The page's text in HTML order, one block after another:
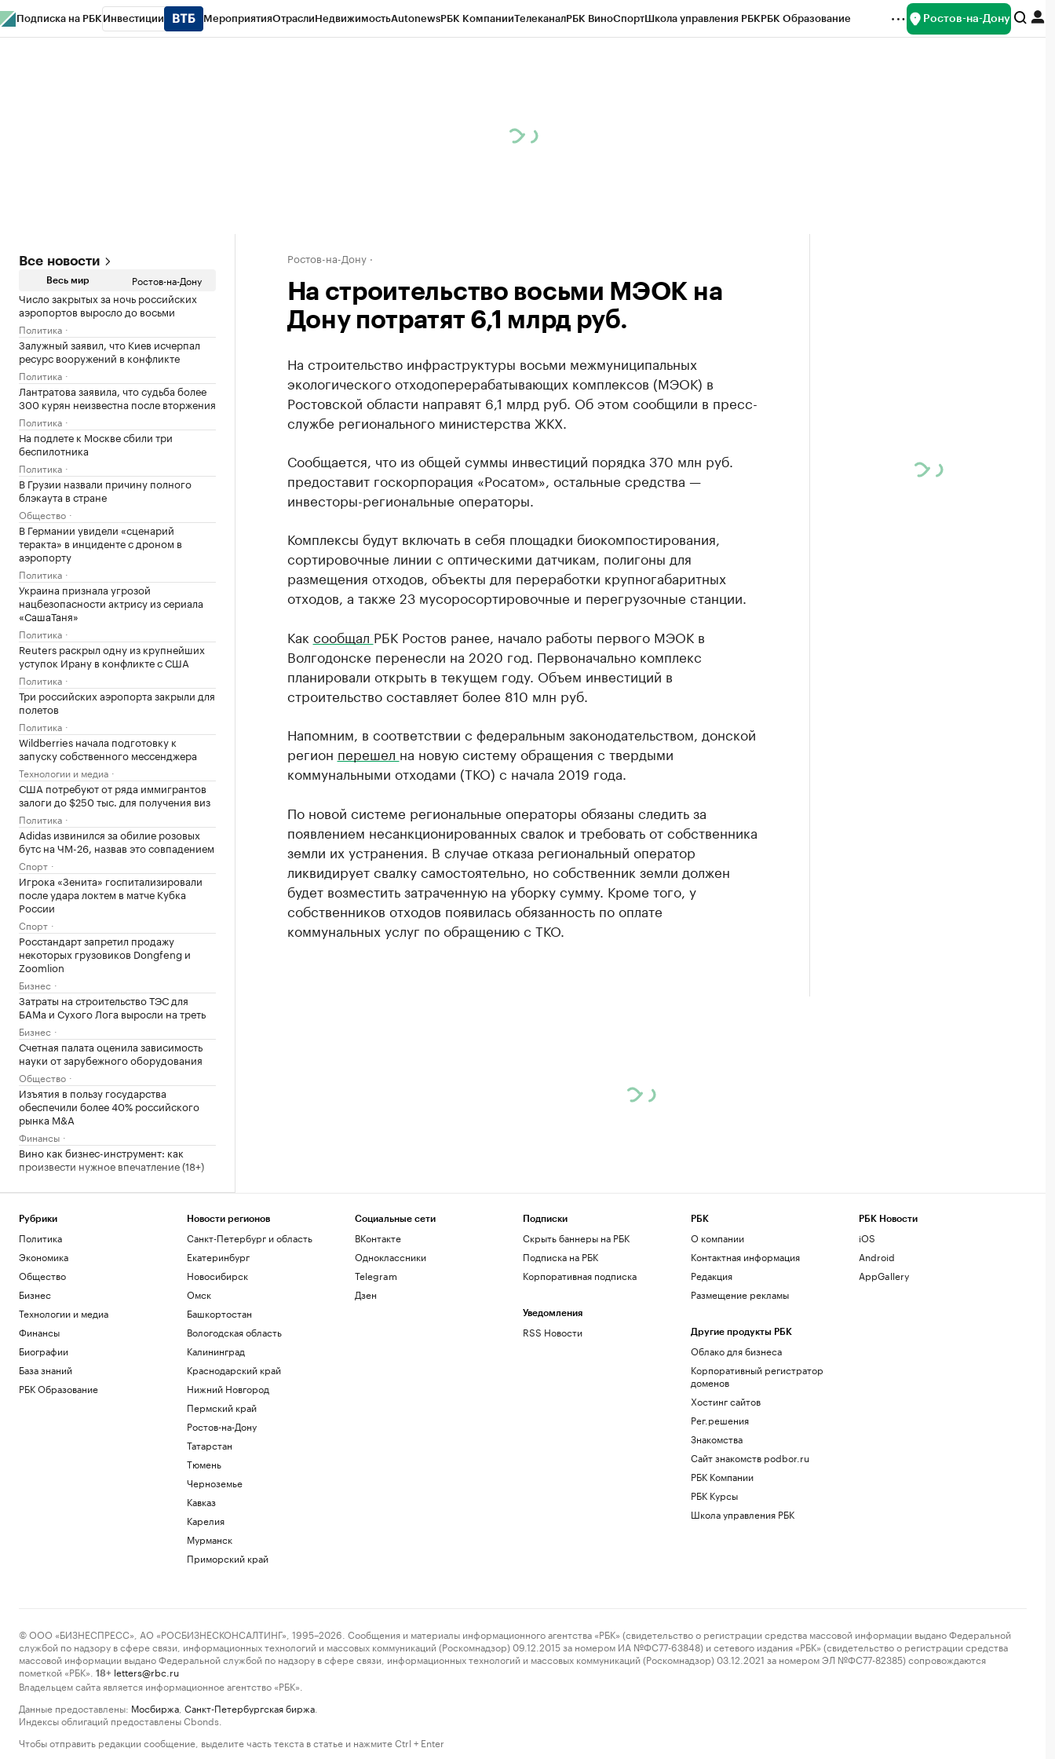
Подписка на РБК Инвестиции МероприятияОтраслиНедвижимостьAutonewsРБК КомпанииТелеканалРБК ВиноСпортШкола управления РБКРБК Образование Ростов-на-Дону
Все новости
Весь мир Ростов-на-Дону
Число закрытых за ночь российских
аэропортов выросло до восьми
Политика
Залужный заявил, что Киев исчерпал
ресурс вооружений в конфликте
Политика
Лантратова заявила, что судьба более
300 курян неизвестна после вторжения
Политика
На подлете к Москве сбили три
беспилотника
Политика
В Грузии назвали причину полного
блэкаута в стране
Общество
В Германии увидели «сценарий
теракта» в инциденте с дроном в
аэропорту
Политика
Украина признала угрозой
нацбезопасности актрису из сериала
«СашаТаня»
Политика
Reuters раскрыл одну из крупнейших
уступок Ирану в конфликте с США
Политика
Три российских аэропорта закрыли для
полетов
Политика
Wildberries начала подготовку к
запуску собственного мессенджера
Технологии и медиа
США потребуют от ряда иммигрантов
залоги до $250 тыс. для получения виз
Политика
Adidas извинился за обилие розовых
бутс на ЧМ-26, назвав это совпадением
Спорт
Игрока «Зенита» госпитализировали
после удара локтем в матче Кубка
России
Спорт
Росстандарт запретил продажу
некоторых грузовиков Dongfeng и
Zoomlion
Бизнес
Затраты на строительство ТЭС для
БАМа и Сухого Лога выросли на треть
Бизнес
Счетная палата оценила зависимость
науки от зарубежного оборудования
Общество
Изъятия в пользу государства
обеспечили более 40% российского
рынка M&A
Финансы
Вино как бизнес-инструмент: как
произвести нужное впечатление (18+)
третий круг турнира в Торонто
В Грузии начали расследование
публикаций о плохом отношении к
россиянам
Политика
Загрузить еще
Ростов-на-Дону
На строительство восьми МЭОК на
Дону потратят 6,1 млрд руб.
На строительство инфраструктуры восьми межмуниципальных
экологического отходоперерабатывающих комплексов (МЭОК) в
Ростовской области направят 6,1 млрд руб. Об этом сообщили в пресс-
службе регионального министерства ЖКХ.
Сообщается, что из общей суммы инвестиций порядка 370 млн руб.
предоставит госкорпорация «Росатом», остальные средства —
инвесторы-региональные операторы.
Комплексы будут включать в себя площадки биокомпостирования,
сортировочные линии с оптическими датчикам, полигоны для
размещения отходов, объекты для переработки крупногабаритных
отходов, а также 23 мусоросортировочные и перегрузочные станции.
Как сообщал РБК Ростов ранее, начало работы первого МЭОК в
Волгодонске перенесли на 2020 год. Первоначально комплекс
планировали открыть в текущем году. Объем инвестиций в
строительство составляет более 810 млн руб.
Напомним, в соответствии с федеральным законодательством, донской
регион перешел на новую систему обращения с твердыми
коммунальными отходами (ТКО) с начала 2019 года.
По новой системе региональные операторы обязаны следить за
появлением несанкционированных свалок и требовать от собственника
земли их устранения. В случае отказа региональный оператор
ликвидирует свалку самостоятельно, но собственник земли должен
будет возместить затраченную на уборку сумму. Кроме того, у
собственников отходов появилась обязанность по оплате
коммунальных услуг по обращению с ТКО.
Рубрики
Политика
Экономика
Общество
Бизнес
Технологии и медиа
Финансы
Биографии
База знаний
РБК Образование
Новости регионов
Санкт-Петербург и область
Екатеринбург
Новосибирск
Омск
Башкортостан
Вологодская область
Калининград
Краснодарский край
Нижний Новгород
Пермский край
Ростов-на-Дону
Татарстан
Тюмень
Черноземье
Кавказ
Карелия
Мурманск
Приморский край
Социальные сети
ВКонтакте
Одноклассники
Telegram
Дзен
Подписки
Скрыть баннеры на РБК
Подписка на РБК
Корпоративная подписка
Уведомления
RSS Новости
РБК
О компании
Контактная информация
Редакция
Размещение рекламы
Другие продукты РБК
Облако для бизнеса
Корпоративный регистратор
доменов
Хостинг сайтов
Рег.решения
Знакомства
Сайт знакомств podbor.ru
РБК Компании
РБК Курсы
Школа управления РБК
РБК Новости
iOS
Android
AppGallery
© ООО «БИЗНЕСПРЕСС», АО «РОСБИЗНЕСКОНСАЛТИНГ», 1995–2026. Сообщения и материалы информационного агентства «РБК» (свидетельство о регистрации средства массовой информации выдано Федеральной
службой по надзору в сфере связи, информационных технологий и массовых коммуникаций (Роскомнадзор) 09.12.2015 за номером ИА №ФС77-63848) и сетевого издания «РБК» (свидетельство о регистрации средства
массовой информации выдано Федеральной службой по надзору в сфере связи, информационных технологий и массовых коммуникаций (Роскомнадзор) 03.12.2021 за номером ЭЛ №ФС77-82385) сопровождаются
пометкой «РБК».
18+ letters@rbc.ru
Владельцем сайта является информационное агентство «РБК».
Данные предоставлены: Мосбиржа Санкт-Петербургская биржа
Индексы облигаций предоставлены Cbonds.
Чтобы отправить редакции сообщение, выделите часть текста в статье и нажмите Ctrl + Enter